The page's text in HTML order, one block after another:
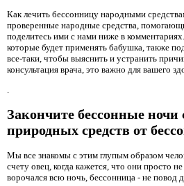
Как лечить бессонницу народными
проверенные народные средства,
поделитесь ими с нами ниже в
которые будет применять бабушка, также
все-таки, чтобы выяснить и устранить
консультация врача, это важно для вашего
Закончите бессонные
природных средств от
Мы все знакомы с этим глупым образом
счету овец, когда кажется, что они просто
ворочался всю ночь, бессонница - не повод